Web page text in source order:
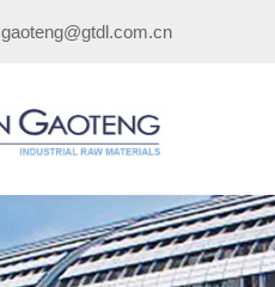
gaoteng@gtdl.com.cn